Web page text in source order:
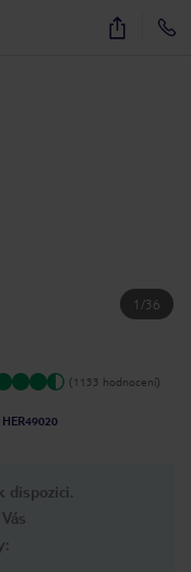
1 /36
(1133 hodnocení)
HER49020
dispozici.